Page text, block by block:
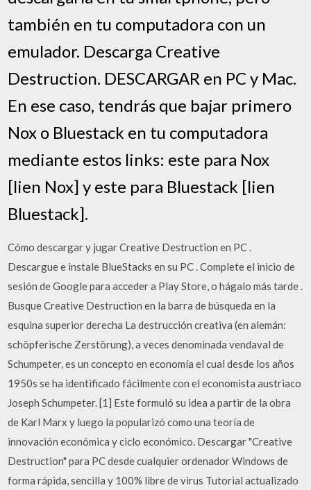
también en tu computadora con un
emulador. Descarga Creative
Destruction. DESCARGAR en PC y Mac.
En ese caso, tendrás que bajar primero
Nox o Bluestack en tu computadora
mediante estos links: este para Nox
[lien Nox] y este para Bluestack [lien
Bluestack].
Cómo descargar y jugar Creative Destruction en PC .
Descargue e instale BlueStacks en su PC . Complete el inicio de
sesión de Google para acceder a Play Store, o hágalo más tarde .
Busque Creative Destruction en la barra de búsqueda en la
esquina superior derecha La destrucción creativa (en alemán:
schöpferische Zerstörung), a veces denominada vendaval de
Schumpeter, es un concepto en economía el cual desde los años
1950s se ha identificado fácilmente con el economista austriaco
Joseph Schumpeter. [1] Este formuló su idea a partir de la obra
de Karl Marx y luego la popularizó como una teoría de
innovación económica y ciclo económico. Descargar "Creative
Destruction" para PC desde cualquier ordenador Windows de
forma rápida, sencilla y 100% libre de virus Tutorial actualizado